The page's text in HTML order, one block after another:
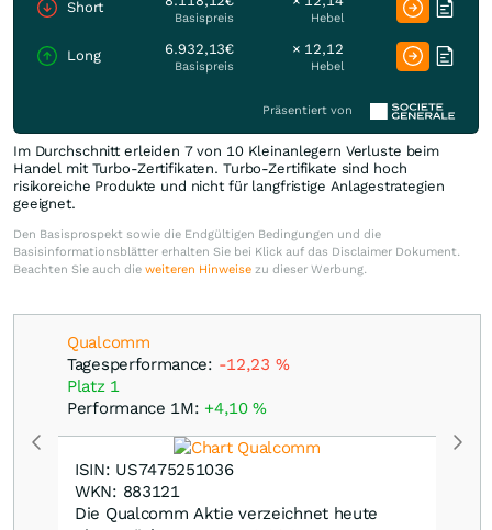
Short
Basispreis Hebel
Long 6.932,13€
Basispreis
× 12,12
Hebel
Präsentiert von
Im Durchschnitt erleiden 7 von 10 Kleinanlegern Verluste beim
Handel mit Turbo-Zertifikaten. Turbo-Zertifikate sind hoch
risikoreiche Produkte und nicht für langfristige Anlagestrategien
geeignet.
Den Basisprospekt sowie die Endgültigen Bedingungen und die
Basisinformationsblätter erhalten Sie bei Klick auf das Disclaimer Dokument.
Beachten Sie auch die weiteren Hinweise zu dieser Werbung.
Qualcomm
Tagesperformance: -12,23 %
Platz 1
Performance 1M: +4,10%
ISIN: US7475251036
WKN: 883121
Die Qualcomm Aktie verzeichnet heute